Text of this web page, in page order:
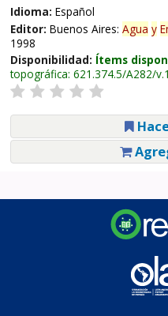
Idioma: Español
Editor: Buenos Aires: Agua y
1998
Disponibilidad: Ítems
topográfica: 621.374.5/A282/